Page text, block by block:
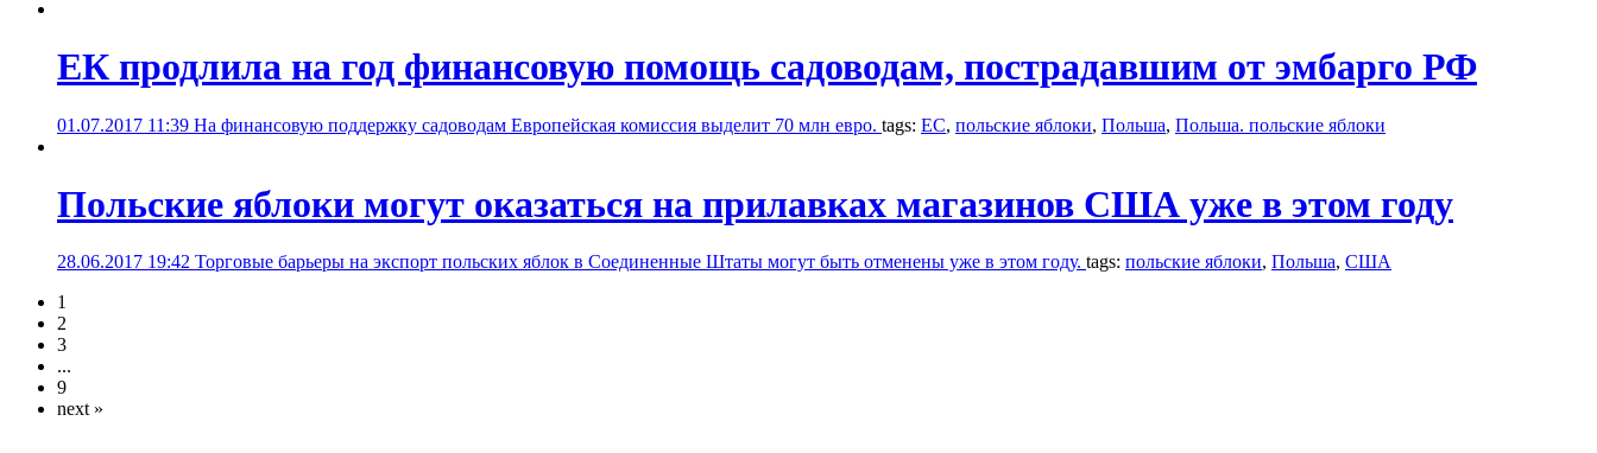
ЕК продлила на год финансовую помощь садоводам, пострадавшим от эмбарго РФ
01.07.2017 11:39 На финансовую поддержку садоводам Европейская комиссия выделит 70 млн евро. tags: ЕС, польские яблоки, Польша, Польша. польские яблоки
Польские яблоки могут оказаться на прилавках магазинов США уже в этом году
28.06.2017 19:42 Торговые барьеры на экспорт польских яблок в Соединенные Штаты могут быть отменены уже в этом году. tags: польские яблоки, Польша, США
1
2
3
...
9
next »